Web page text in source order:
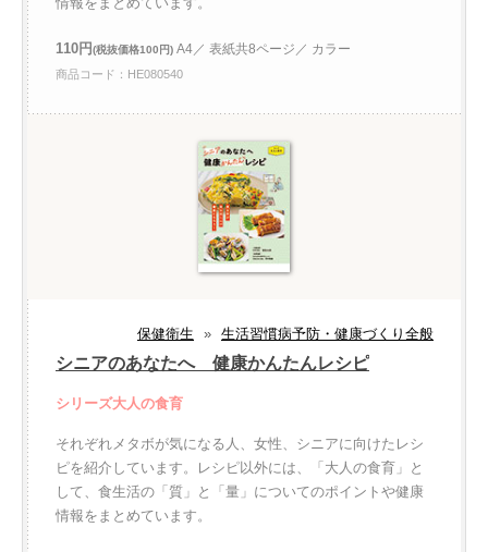
110円(税抜価格100円) A4／ 表紙共8ページ／ カラー
商品コード：HE080540
保健衛生 » 生活習慣病予防・健康づくり全般
シニアのあなたへ 健康かんたんレシピ
シリーズ大人の食育
それぞれメタボが気になる人、女性、シニアに向けたレシ
ピを紹介しています。レシピ以外には、「大人の食育」と
して、食生活の「質」と「量」についてのポイントや健康
情報をまとめています。